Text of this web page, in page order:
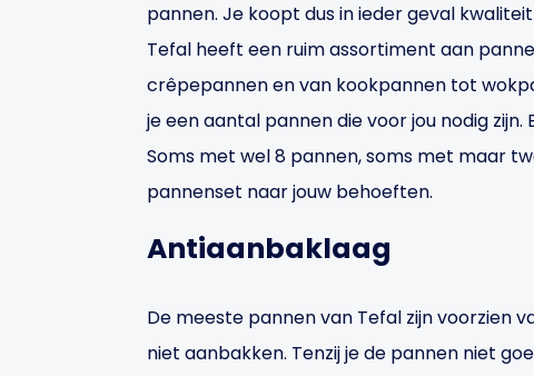
pannen. Je koopt dus in ieder geval
Tefal heeft een ruim assortiment aan
crêpepannen en van kookpannen tot
je een aantal pannen die voor jou nodig
Soms met wel 8 pannen, soms met maar
pannenset naar jouw behoeften.
Antiaanbaklaag
De meeste pannen van Tefal zijn voorzien
niet aanbakken. Tenzij je de pannen niet